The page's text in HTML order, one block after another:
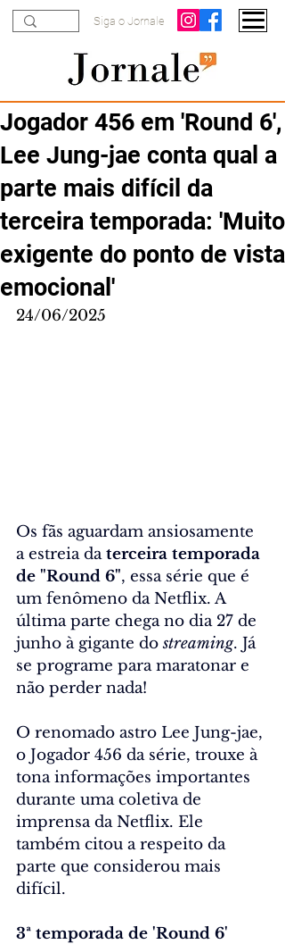
Siga o Jornale
Jogador 456 em 'Round 6',
Lee Jung-jae conta qual a
parte mais difícil da
terceira temporada: 'Muito
exigente do ponto de vista
emocional'
24/06/2025
Os fãs aguardam ansiosamente
a estreia da terceira temporada
de "Round 6", essa série que é
um fenômeno da Netflix. A
última parte chega no dia 27 de
junho à gigante do streaming. Já
se programe para maratonar e
não perder nada!
O renomado astro Lee Jung-jae,
o Jogador 456 da série, trouxe à
tona informações importantes
durante uma coletiva de
imprensa da Netflix. Ele
também citou a respeito da
parte que considerou mais
difícil.
3ª temporada de 'Round 6'